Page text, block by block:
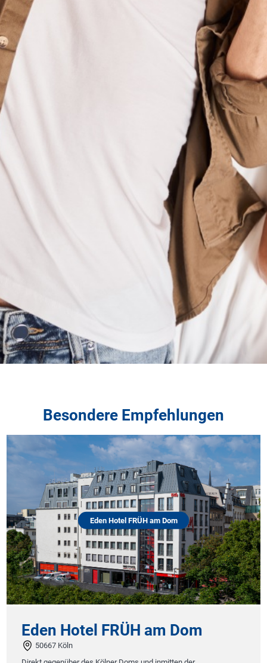
Besondere Empfehlungen
Hotel FRÜH am Dom
FRÜH am Dom Hotel